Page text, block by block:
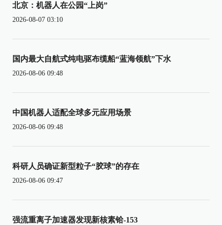
北京：机器人在公园“上岗”
2026-08-07 03:10
国内最大自航式纯电驱布缆船“蓝海领航”下水
2026-08-06 09:48
中国机器人适配全球多元应用场景
2026-08-06 09:48
科研人员确证新型粒子“胶球”的存在
2026-08-06 09:47
强流重离子加速器发现新核素铪-153